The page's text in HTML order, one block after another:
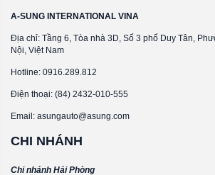
A-SUNG INTERNATIONAL VINA
Địa chỉ: Tầng 6, Tòa nhà 3D, Số 3 phố Duy Tân,
Nội, Việt Nam
Hotline: 0916.289.812
Điện thoại: (84) 2432-010-555
Email: asungauto@asung.com
CHI NHÁNH
Chi nhánh Hải Phòng